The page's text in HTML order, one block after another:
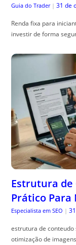
Guia do Trader | 31 de
Renda fixa para
investir de forma
Estrutura de
Prático
Especialista em SEO |
estrutura de conteudo
otimização de